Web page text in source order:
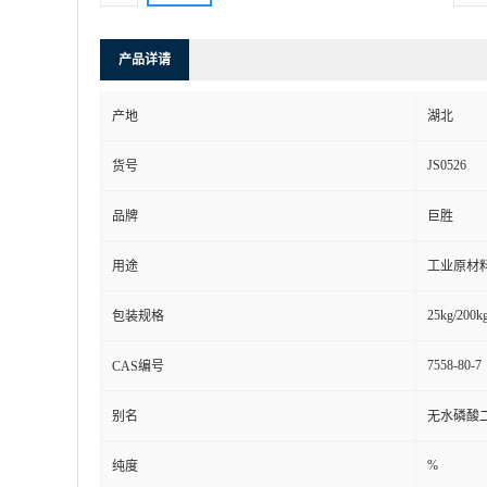
产品详请
产地 湖北
货号 JS0526
品牌 巨胜
用途 工业原材
包装规格 25kg/
CAS编号 7558-80-7
别名 无水磷酸
纯度 %